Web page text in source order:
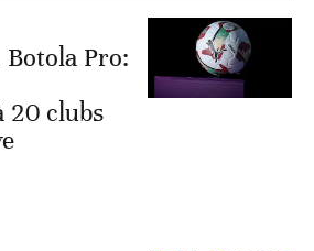
Botola Pro:
20 clubs